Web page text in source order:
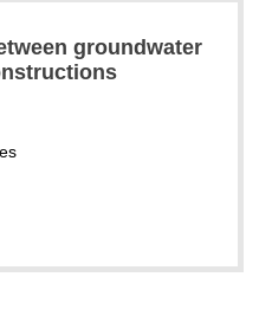
groundwater